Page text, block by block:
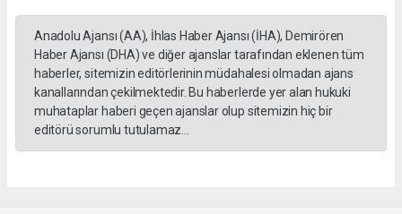
Anadolu Ajansı (AA), İhlas Haber Ajansı (İHA), Demirören
Haber Ajansı (DHA) ve diğer ajanslar tarafından eklenen tüm
haberler, sitemizin editörlerinin müdahalesi olmadan ajans
kanallarından çekilmektedir. Bu haberlerde yer alan hukuki
muhataplar haberi geçen ajanslar olup sitemizin hiç bir
editörü sorumlu tutulamaz...